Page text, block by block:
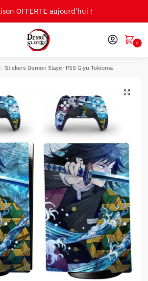
OFFERTE aujourd'hui !
0
/ Stickers Demon Slayer PS5 Giyu Tokioma
🔍